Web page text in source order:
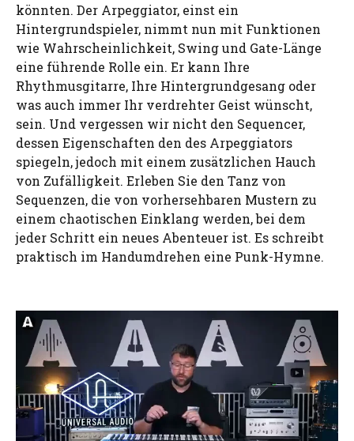
könnten. Der Arpeggiator, einst ein
Hintergrundspieler, nimmt nun mit Funktionen
wie Wahrscheinlichkeit, Swing und Gate-Länge
eine führende Rolle ein. Er kann Ihre
Rhythmusgitarre, Ihre Hintergrundgesang oder
was auch immer Ihr verdrehter Geist wünscht,
sein. Und vergessen wir nicht den Sequencer,
dessen Eigenschaften den des Arpeggiators
spiegeln, jedoch mit einem zusätzlichen Hauch
von Zufälligkeit. Erleben Sie den Tanz von
Sequenzen, die von vorhersehbaren Mustern zu
einem chaotischen Einklang werden, bei dem
jeder Schritt ein neues Abenteuer ist. Es schreibt
praktisch im Handumdrehen eine Punk-Hymne.